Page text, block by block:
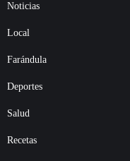
Noticias
Local
Farándula
Deportes
Salud
Recetas